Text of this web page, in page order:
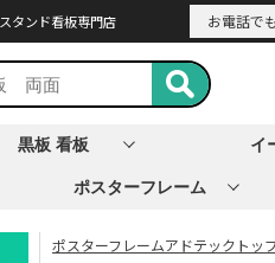
タンド看板専門店 お電話で
黒板 看板 イ
ポスターフレーム
ポスターフレームアドテックトッ